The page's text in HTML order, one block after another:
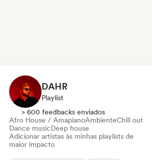
DAHR
Playlist
> 600 feedbacks enviados
Afro House / AmapianoAmbienteChill out
Dance musicDeep house
Adicionar artistas às minhas playlists de
maior impacto